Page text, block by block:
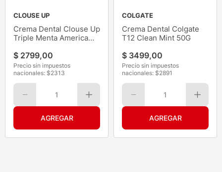
CLOUSE UP
Crema Dental Clouse Up
Triple Menta America
$ 2799,00
Precio sin impuestos
nacionales: $2313
1
COLGATE
Crema Dental Colgate
T12 Clean Mint 50G
$ 3499,00
Precio sin impuestos
nacionales: $2891
1